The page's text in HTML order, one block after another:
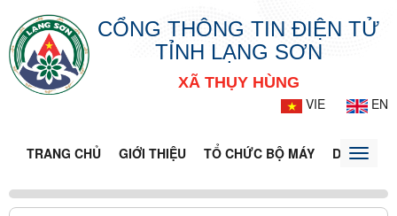
CỔNG THÔNG TIN ĐIỆN TỬ
TỈNH LẠNG SƠN
XÃ THỤY HÙNG
VIE
EN
TRANG CHỦ GIỚI THIỆU TỔ CHỨC BỘ MÁY DOANH
Toggle